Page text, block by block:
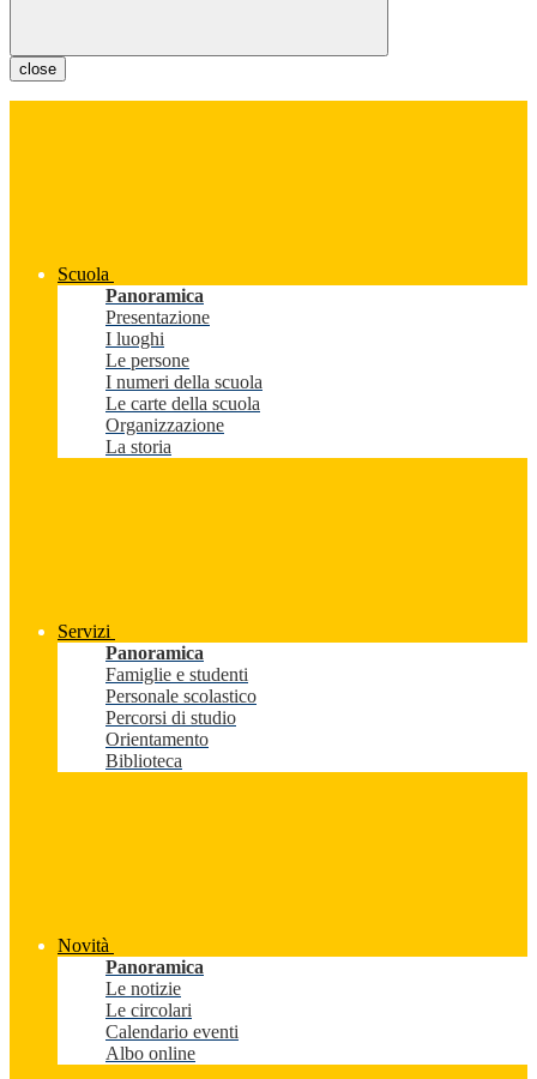
close
Scuola
Panoramica
Presentazione
I luoghi
Le persone
I numeri della scuola
Le carte della scuola
Organizzazione
La storia
Servizi
Panoramica
Famiglie e studenti
Personale scolastico
Percorsi di studio
Orientamento
Biblioteca
Novità
Panoramica
Le notizie
Le circolari
Calendario eventi
Albo online